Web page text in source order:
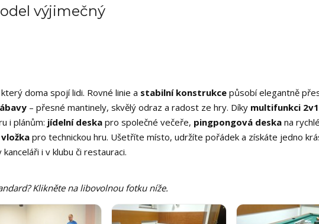
výjimečný
doma spojí lidi. Rovné linie a stabilní konstrukce působí elegantně
– přesné mantinely, skvělý odraz a radost ze hry. Díky multifunkci
i plánům: jídelní deska pro společné večeře, pingpongová deska na
pro technickou hru. Ušetříte místo, udržíte pořádek a získáte jedno
i v klubu či restauraci.
Klikněte na libovolnou fotku níže.